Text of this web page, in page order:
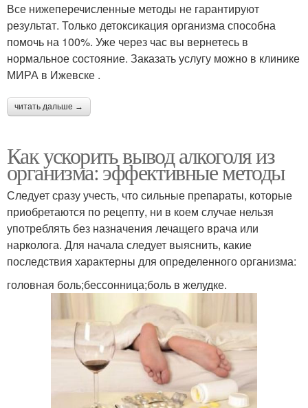
Все нижеперечисленные методы не гарантируют
результат. Только детоксикация организма способна
помочь на 100%. Уже через час вы вернетесь в
нормальное состояние. Заказать услугу можно в клинике
МИРА в Ижевске .
читать дальше →
Как ускорить вывод алкоголя из
организма: эффективные методы
Следует сразу учесть, что сильные препараты, которые
приобретаются по рецепту, ни в коем случае нельзя
употреблять без назначения лечащего врача или
нарколога. Для начала следует выяснить, какие
последствия характерны для определенного организма:
головная боль;бессонница;боль в желудке.